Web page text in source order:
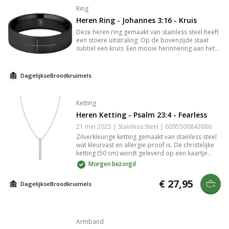
Ring
Heren Ring - Johannes 3:16 - Kruis
Deze heren ring gemaakt van stainless steel heeft
een stoere uitstraling. Op de bovenzijde staat
subtiel een kruis. Een mooie herinnering aan het
vriend, man, broer, vader of oom! Hij is
DagelijkseBroodkruimels
Ketting
Heren Ketting - Psalm 23:4 - Fearless
21 mei 2025 | Stainless Steel | 6095500843886
Zilverkleurige ketting gemaakt van stainless steel
wat kleurvast en allergie-proof is. De christelijke
ketting (50 cm) wordt geleverd op een kaartje
"Fearless" en is hierdoor niet alleen een sieraad,
maar ook een manier om deze waarheid overal
ketting cadeau? Geef hem dan wat extra luxe mee
door hem te geven in een [sieraden doosje]
Morgen bezorgd
DagelijkseBroodkruimels € 27,95
Armband